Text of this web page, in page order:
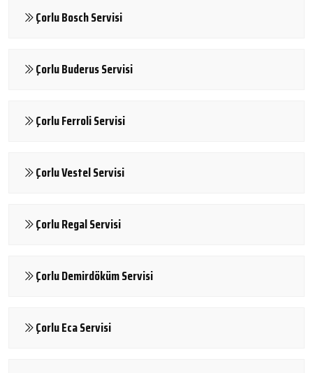
Çorlu Bosch Servisi
Çorlu Buderus Servisi
Çorlu Ferroli Servisi
Çorlu Vestel Servisi
Çorlu Regal Servisi
Çorlu Demirdöküm Servisi
Çorlu Eca Servisi